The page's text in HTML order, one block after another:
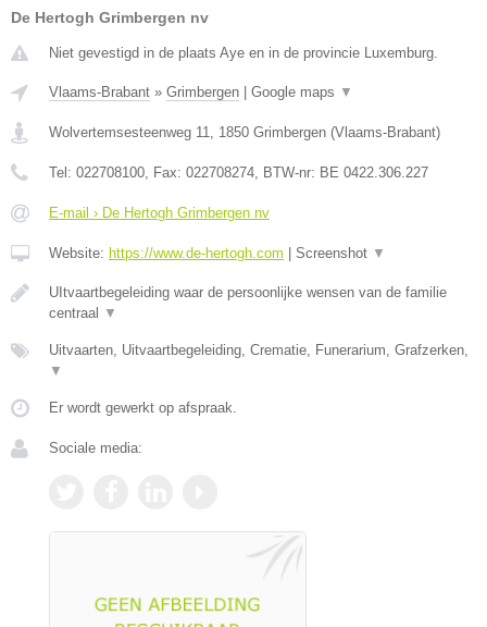
De Hertogh Grimbergen nv
Niet gevestigd in de plaats Aye en in de provincie Luxemburg.
Vlaams-Brabant » Grimbergen Google maps ▼
Wolvertemsesteenweg 11 1850 Grimbergen (Vlaams-Brabant)
Tel: 022708100 , Fax: 022708274 , BTW-nr: BE 0422.306.227
E-mail › De Hertogh Grimbergen nv
Website: https://www.de-hertogh.com Screenshot ▼
UItvaartbegeleiding waar de persoonlijke wensen van de familie
centraal
▼
Uitvaarten, Uitvaartbegeleiding, Crematie, Funerarium, Grafzerken,
▼
Er wordt gewerkt op afspraak.
Sociale media: